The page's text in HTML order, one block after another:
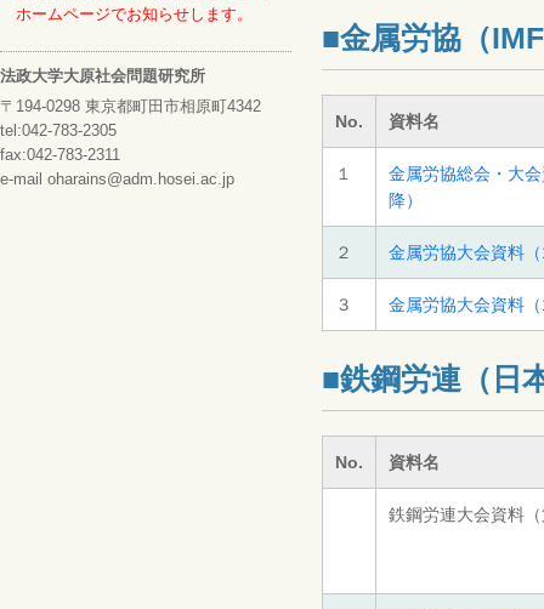
ホームページでお知らせします。
法政大学大原社会問題研究所
〒194-0298 東京都町田市相原町4342
tel:042-783-2305
fax:042-783-2311
e-mail oharains@adm.hosei.ac.jp
■金属労協（
No. 資料名
１
金属労協総会・大
降）
２ 金属労協大会資料
３ 金属労協大会資料
■鉄鋼労連（日
No. 資料名
鉄鋼労連大会資料